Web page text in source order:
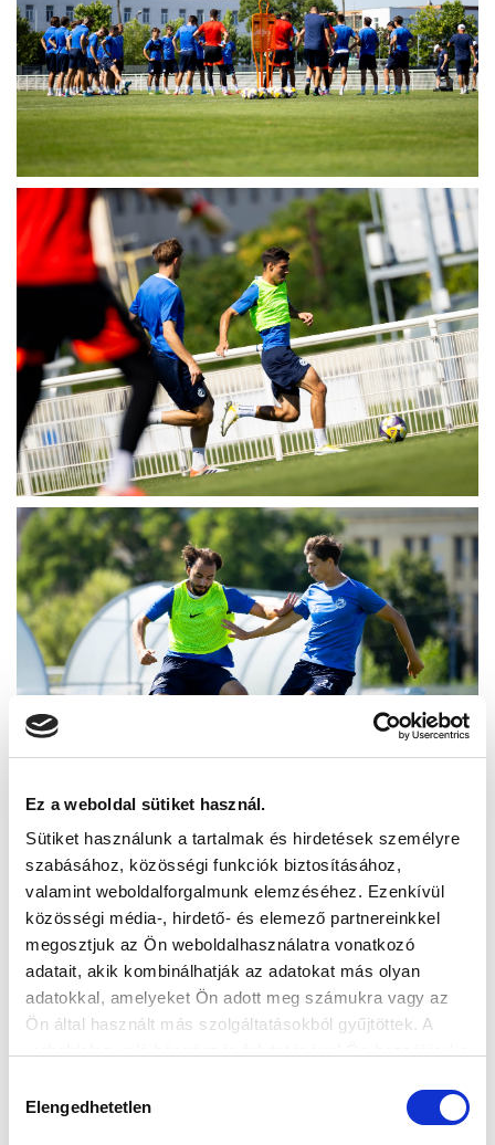
Ez a weboldal sütiket használ.
Sütiket használunk a tartalmak és hirdetések személyre
szabásához, közösségi funkciók biztosításához,
valamint weboldalforgalmunk elemzéséhez. Ezenkívül
közösségi média-, hirdető- és elemező partnereinkkel
megosztjuk az Ön weboldalhasználatra vonatkozó
adatait, akik kombinálhatják az adatokat más olyan
adatokkal, amelyeket Ön adott meg számukra vagy az
Ön által használt más szolgáltatásokból gyűjtöttek. A
kiválasztása
Elengedhetetlen